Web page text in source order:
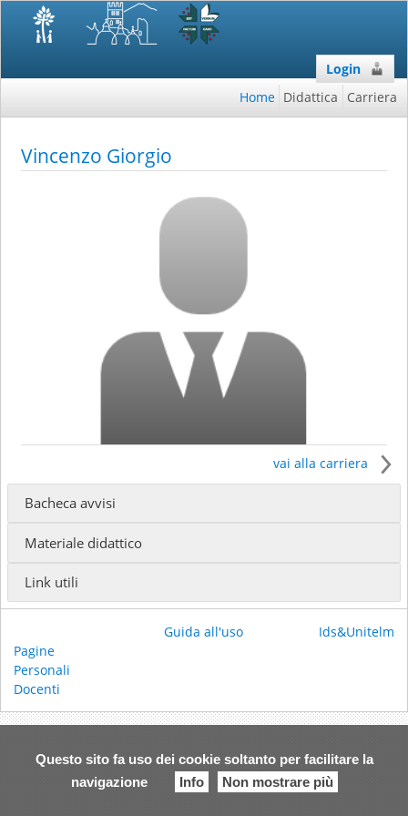
Questo sito fa uso dei cookie soltanto per facilitare la
navigazione
Info Non mostrare più
Login
Home Didattica Carriera
Vincenzo Giorgio
ISSR GIOVANNI PAOLO I - Baccalaureato in Scienze
ISTITUTO TEOLOGICO INTERDIOCESANO GIUSEPPE
TONIOLO - Baccalaureato in Teologia ()
Email:
vai alla carriera
Bacheca avvisi
Materiale didattico
Link utili
Pagine
Personali
Docenti
Guida all'uso Ids&Unitelm